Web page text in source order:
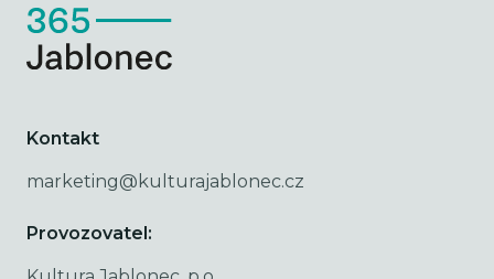
Kontakt
marketing@kulturajablonec.cz
Provozovatel: